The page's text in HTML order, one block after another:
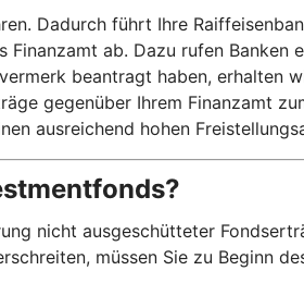
Dadurch führt Ihre
ab. Dazu rufen
beantragt haben,
gegenüber Ihrem Finanzamt
ausreichend hohen
nicht ausgeschütteter
müssen Sie zu Beginn